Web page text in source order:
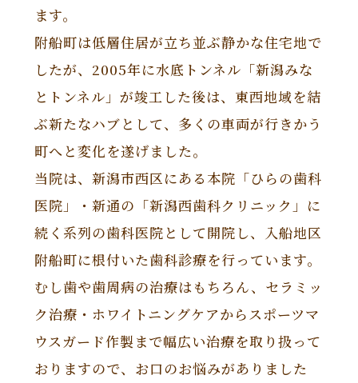
ます。
附船町は低層住居が立ち並ぶ静かな住宅地で
したが、2005年に水底トンネル「新潟みな
とトンネル」が竣工した後は、東西地域を結
ぶ新たなハブとして、多くの車両が行きかう
町へと変化を遂げました。
当院は、新潟市西区にある本院「ひらの歯科
医院」・新通の「新潟西歯科クリニック」に
続く系列の歯科医院として開院し、入船地区
附船町に根付いた歯科診療を行っています。
むし歯や歯周病の治療はもちろん、セラミッ
ク治療・ホワイトニングケアからスポーツマ
ウスガード作製まで幅広い治療を取り扱って
おりますので、お口のお悩みがありました